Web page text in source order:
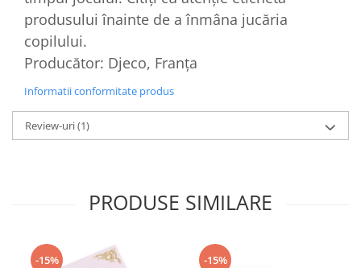
produsului înainte de a înmâna jucăria
copilului. ​
Producător: Djeco, Franța
Informatii conformitate produs
Review-uri(1)
PRODUSE SIMILARE
-15% -15%